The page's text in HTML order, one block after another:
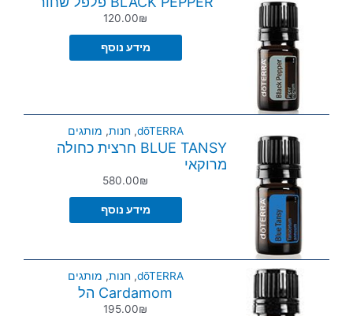
120.00₪
מידע נוסף
dōTERRA
,חנות, מותגים
BLUE TANSY חרצית כחולה
מרוקאי
580.00₪
מידע נוסף
dōTERRA
,חנות, מותגים
Cardamom הל
195.00₪